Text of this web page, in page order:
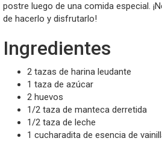
postre luego de una comida especial.
de hacerlo y disfrutarlo!
Ingredientes
2 tazas de harina leudante
1 taza de azúcar
2 huevos
1/2 taza de manteca derretida
1/2 taza de leche
1 cucharadita de esencia de